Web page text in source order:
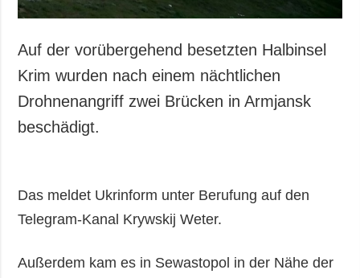
Auf der vorübergehend besetzten Halbinsel
Krim wurden nach einem nächtlichen
Drohnenangriff zwei Brücken in Armjansk
beschädigt.
Das meldet Ukrinform unter Berufung auf den
Telegram-Kanal Krywskij Weter.
Außerdem kam es in Sewastopol in der Nähe der